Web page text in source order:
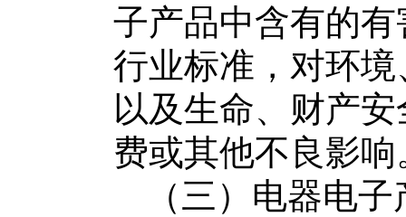
子产品中含有的
行业标准，对环
以及生命、财产
费或其他不良影响
（三） 电器电子